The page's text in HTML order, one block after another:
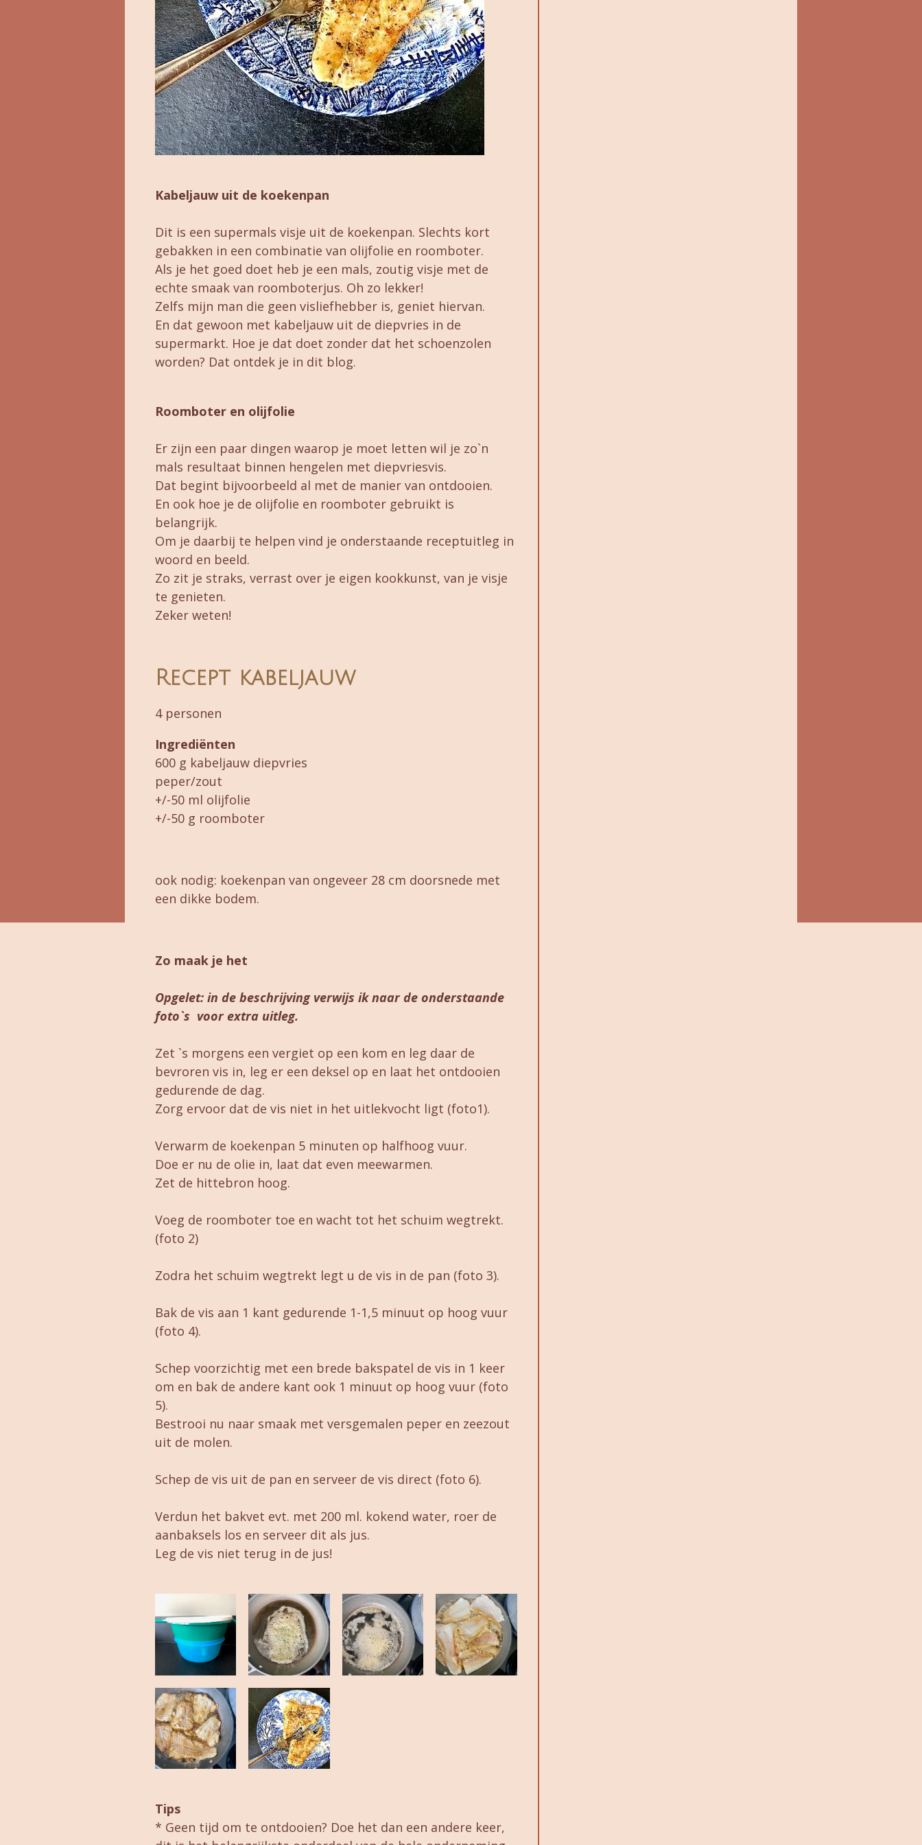
Kabeljauw uit de koekenpan
Dit is een supermals visje uit de koekenpan. Slechts kort
gebakken in een combinatie van olijfolie en roomboter.
Als je het goed doet heb je een mals, zoutig visje met de
echte smaak van roomboterjus. Oh zo lekker!
Zelfs mijn man die geen visliefhebber is, geniet hiervan.
En dat gewoon met kabeljauw uit de diepvries in de
supermarkt. Hoe je dat doet zonder dat het schoenzolen
worden? Dat ontdek je in dit blog.
Roomboter en olijfolie
Er zijn een paar dingen waarop je moet letten wil je zo`n
mals resultaat binnen hengelen met diepvriesvis.
Dat begint bijvoorbeeld al met de manier van ontdooien.
En ook hoe je de olijfolie en roomboter gebruikt is
belangrijk.
Om je daarbij te helpen vind je onderstaande receptuitleg in
woord en beeld.
Zo zit je straks, verrast over je eigen kookkunst, van je visje
te genieten.
Zeker weten!
Recept kabeljauw
4 personen
Ingrediënten
600 g kabeljauw diepvries
peper/zout
+/-50 ml olijfolie
+/-50 g roomboter
ook nodig: koekenpan van ongeveer 28 cm doorsnede met
een dikke bodem.
Zo maak je het
Opgelet: in de beschrijving verwijs ik naar de onderstaande
foto`s voor extra uitleg.
Zet `s morgens een vergiet op een kom en leg daar de
bevroren vis in, leg er een deksel op en laat het ontdooien
gedurende de dag.
Zorg ervoor dat de vis niet in het uitlekvocht ligt (foto1).
Verwarm de koekenpan 5 minuten op halfhoog vuur.
Doe er nu de olie in, laat dat even meewarmen.
Zet de hittebron hoog.
Voeg de roomboter toe en wacht tot het schuim wegtrekt.
(foto 2)
Zodra het schuim wegtrekt legt u de vis in de pan (foto 3).
Bak de vis aan 1 kant gedurende 1-1,5 minuut op hoog vuur
(foto 4).
Schep voorzichtig met een brede bakspatel de vis in 1 keer
om en bak de andere kant ook 1 minuut op hoog vuur (foto
5).
Bestrooi nu naar smaak met versgemalen peper en zeezout
uit de molen.
Schep de vis uit de pan en serveer de vis direct (foto 6).
Verdun het bakvet evt. met 200 ml. kokend water, roer de
aanbaksels los en serveer dit als jus.
Leg de vis niet terug in de jus!
Tips
* Geen tijd om te ontdooien? Doe het dan een andere keer,